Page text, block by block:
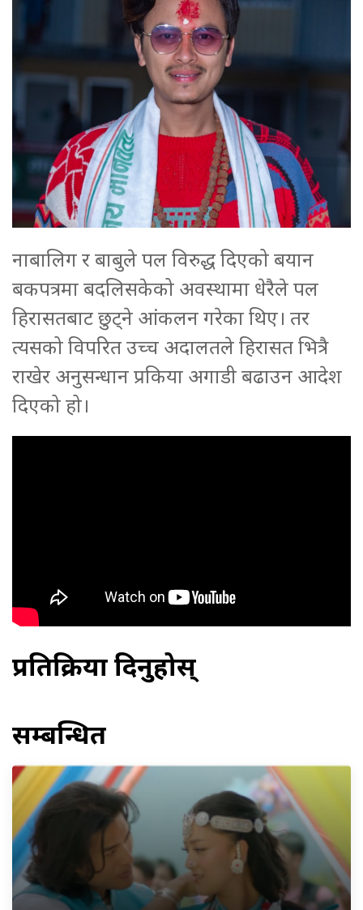
नाबालिग र बाबुले पल विरुद्ध दिएको बयान
बकपत्रमा बदलिसकेको अवस्थामा धेरैले पल
हिरासतबाट छुट्ने आंकलन गरेका थिए। तर
त्यसको विपरित उच्च अदालतले हिरासत भित्रै
राखेर अनुसन्धान प्रकिया अगाडी बढाउन आदेश
दिएको हो।
प्रतिक्रिया दिनुहोस्
सम्बन्धित